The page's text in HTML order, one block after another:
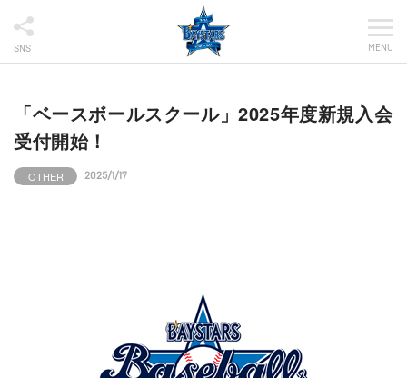
SNS MENU
「ベースボールスクール」2025年度新規入会
受付開始！
OTHER 2025/1/17